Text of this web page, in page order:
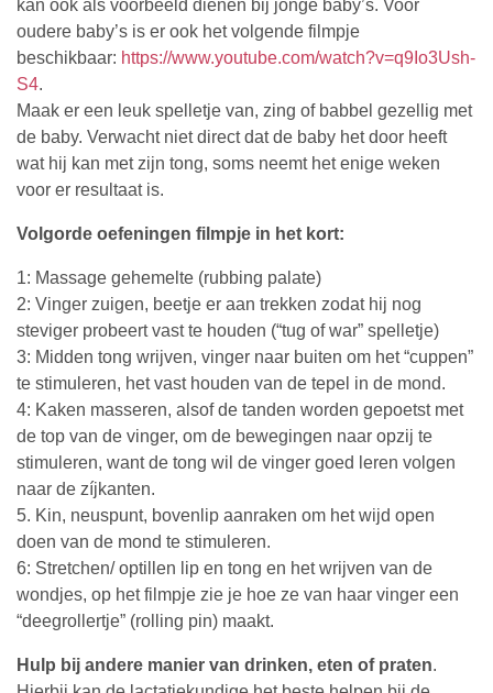
kan ook als voorbeeld dienen bij jonge baby’s. Voor
oudere baby’s is er ook het volgende filmpje
beschikbaar: https://www.youtube.com/watch?v=q9Io3Ush-
S4.
Maak er een leuk spelletje van, zing of babbel gezellig met
de baby. Verwacht niet direct dat de baby het door heeft
wat hij kan met zijn tong, soms neemt het enige weken
voor er resultaat is.
Volgorde oefeningen filmpje in het kort:
1: Massage gehemelte (rubbing palate)
2: Vinger zuigen, beetje er aan trekken zodat hij nog
steviger probeert vast te houden (“tug of war” spelletje)
3: Midden tong wrijven, vinger naar buiten om het “cuppen”
te stimuleren, het vast houden van de tepel in de mond.
4: Kaken masseren, alsof de tanden worden gepoetst met
de top van de vinger, om de bewegingen naar opzij te
stimuleren, want de tong wil de vinger goed leren volgen
naar de zíjkanten.
5. Kin, neuspunt, bovenlip aanraken om het wijd open
doen van de mond te stimuleren.
6: Stretchen/ optillen lip en tong en het wrijven van de
wondjes, op het filmpje zie je hoe ze van haar vinger een
“deegrollertje” (rolling pin) maakt.
Hulp bij andere manier van drinken, eten of praten.